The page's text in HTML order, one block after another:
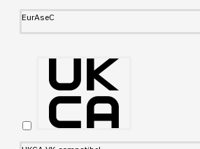
EurAseC